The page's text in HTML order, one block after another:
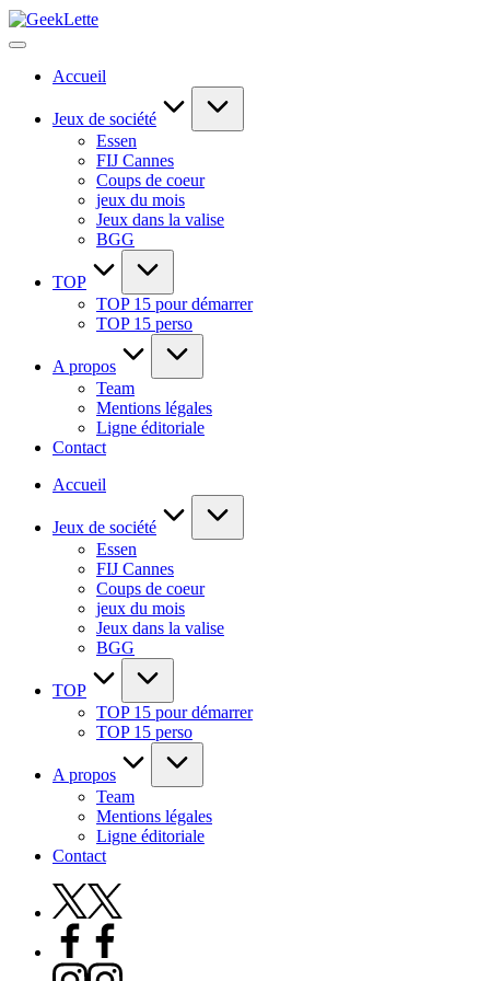
Skip
GeekLette
blog
Accueil
Jeux de société
Essen
FIJ Cannes
Coups de coeur
jeux du mois
Jeux dans la valise
BGG
TOP
TOP 15 pour démarrer
TOP 15 perso
A propos
Team
Mentions légales
Ligne éditoriale
Contact
Accueil
Jeux de société
Essen
FIJ Cannes
Coups de coeur
jeux du mois
Jeux dans la valise
BGG
TOP
TOP 15 pour démarrer
TOP 15 perso
A propos
Team
Mentions légales
Ligne éditoriale
Contact
X
Facebook
Instagram